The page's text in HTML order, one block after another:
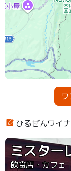
ひるぜんワイ
ミスター
飲食店・カフェ